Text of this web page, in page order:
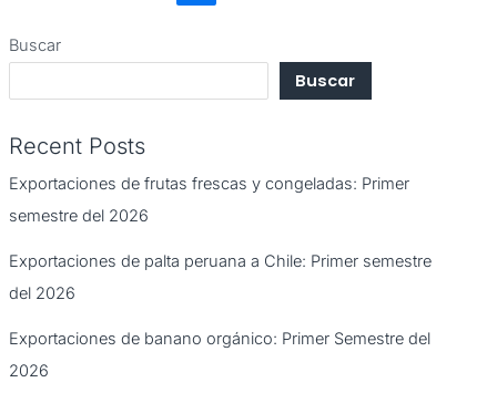
Buscar
Buscar
Recent Posts
Exportaciones de frutas frescas y congeladas: Primer
semestre del 2026
Exportaciones de palta peruana a Chile: Primer semestre
del 2026
Exportaciones de banano orgánico: Primer Semestre del
2026